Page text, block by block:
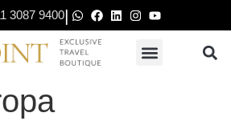
3087 9400|